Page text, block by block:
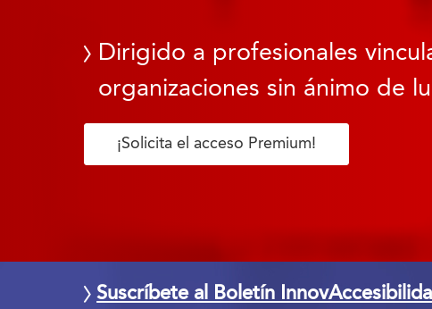
Dirigido a profesionales
organizaciones sin ánimo de
¡Solicita el acceso Premium!
Suscríbete al Boletín